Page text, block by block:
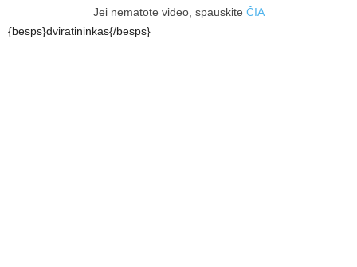
Jei nematote video, spauskite ČIA
{besps}dviratininkas{/besps}